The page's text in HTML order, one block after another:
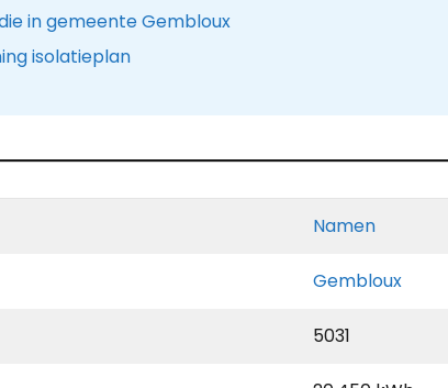
in gemeente Gembloux
isolatieplan
Namen
Gembloux
5031